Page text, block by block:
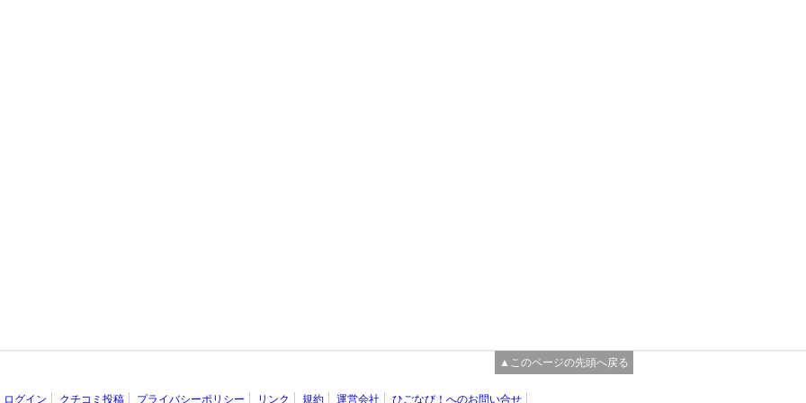
▲このページの先頭へ戻る
ログイン クチコミ投稿 プライバシーポリシー リンク 規約 運営会社 ひごなび！へのお問い合せ